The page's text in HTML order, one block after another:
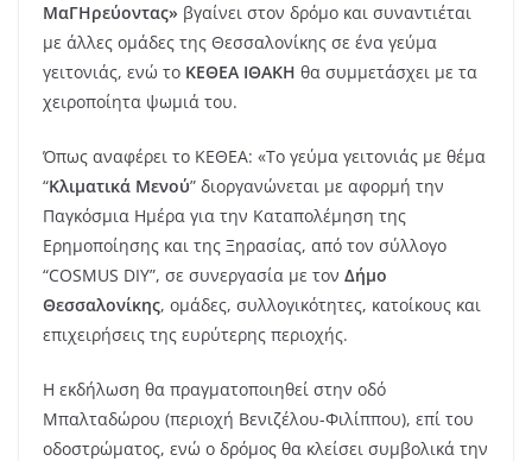
ΜαΓΗρεύοντας» βγαίνει στον δρόμο και συναντιέται
με άλλες ομάδες της Θεσσαλονίκης σε ένα γεύμα
γειτονιάς, ενώ το ΚΕΘΕΑ ΙΘΑΚΗ θα συμμετάσχει με τα
χειροποίητα ψωμιά του.
Όπως αναφέρει το ΚΕΘΕΑ: «Το γεύμα γειτονιάς με θέμα
“Κλιματικά Μενού” διοργανώνεται με αφορμή την
Παγκόσμια Ημέρα για την Καταπολέμηση της
Ερημοποίησης και της Ξηρασίας, από τον σύλλογο
“COSMUS DIY”, σε συνεργασία με τον Δήμο
Θεσσαλονίκης, ομάδες, συλλογικότητες, κατοίκους και
επιχειρήσεις της ευρύτερης περιοχής.
Η εκδήλωση θα πραγματοποιηθεί στην οδό
Μπαλταδώρου (περιοχή Βενιζέλου-Φιλίππου), επί του
οδοστρώματος, ενώ ο δρόμος θα κλείσει συμβολικά την